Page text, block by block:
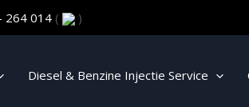
014 ( )
Diesel & Benzine Injectie Service